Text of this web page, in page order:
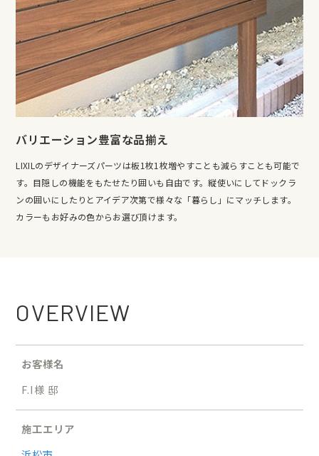
バリエーション豊富な品揃え
LIXILのデザイナーズパーツは板1枚1枚増やすことも減らすことも可能で
す。目隠しの機能をもたせたり囲いも自由です。縦使いにしてドックラ
ンの囲いにしたりとアイデア次第で様々な「暮らし」にマッチします。
カラーもお好みの色からお選び頂けます。
OVERVIEW
お客様名
F.I様 邸
施工エリア